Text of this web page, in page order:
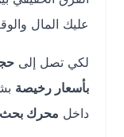
عليك المال والوقت
لكي تصل إلى حجز
بأسعار رخيصة بشكل
محرك بحث